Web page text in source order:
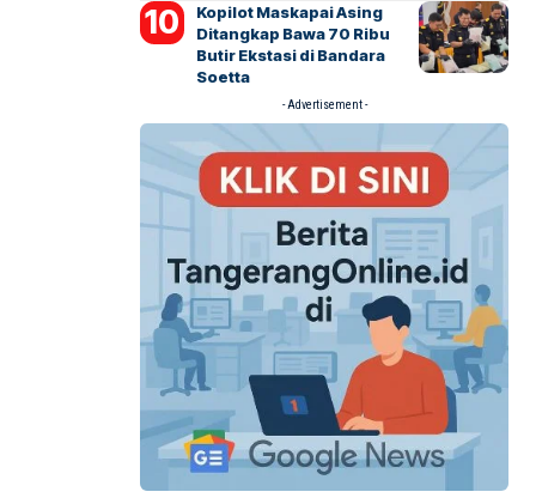
Kopilot Maskapai Asing
Ditangkap Bawa 70 Ribu
Butir Ekstasi di Bandara
Soetta
- Advertisement -